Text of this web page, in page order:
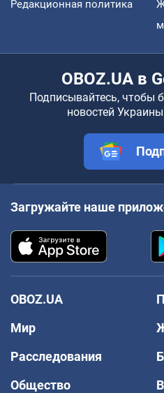
Редакционная политика
OBOZ.UA в
Подписывайтесь, чтобы
новостей
Загружайте наше
OBOZ.UA
Мир
Расследования
Общество